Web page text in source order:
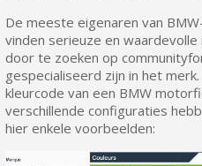
De meeste eigenaren van
vinden serieuze en
door te zoeken op
gespecialiseerd zijn in het
kleurcode van een BMW
verschillende configuraties
hier enkele voorbeelden: